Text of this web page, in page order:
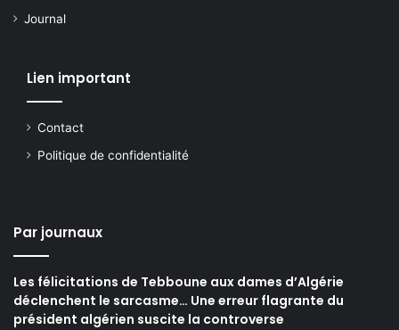
Journal
Lien important
Contact
Politique de confidentialité
Par journaux
Les félicitations de Tebboune aux dames d’Algérie
déclenchent le sarcasme… Une erreur flagrante du
président algérien suscite la controverse